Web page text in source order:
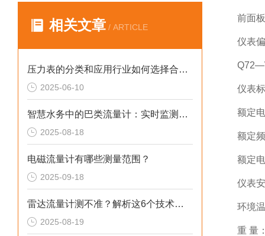
相关文章 / ARTICLE
压力表的分类和应用行业如何选择合适的压力表
2025-06-10
智慧水务中的巴类流量计：实时监测与数据互联实践
2025-08-18
电磁流量计有哪些测量范围？
2025-09-18
雷达流量计测不准？解析这6个技术干扰因素
2025-08-19
前面
仪表
仪表
额定
额定
额定
仪表
环境
重 量